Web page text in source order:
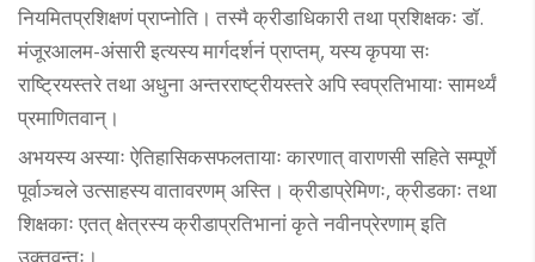
नियमितप्रशिक्षणं प्राप्नोति। तस्मै क्रीडाधिकारी तथा प्रशिक्षकः डॉ.
मंजूरआलम-अंसारी इत्यस्य मार्गदर्शनं प्राप्तम्, यस्य कृपया सः
राष्ट्रियस्तरे तथा अधुना अन्तरराष्ट्रीयस्तरे अपि स्वप्रतिभायाः सामर्थ्यं
प्रमाणितवान्।
अभयस्य अस्याः ऐतिहासिकसफलतायाः कारणात् वाराणसी सहिते सम्पूर्णे
पूर्वाञ्चले उत्साहस्य वातावरणम् अस्ति। क्रीडाप्रेमिणः, क्रीडकाः तथा
शिक्षकाः एतत् क्षेत्रस्य क्रीडाप्रतिभानां कृते नवीनप्रेरणाम् इति
उक्तवन्तः।